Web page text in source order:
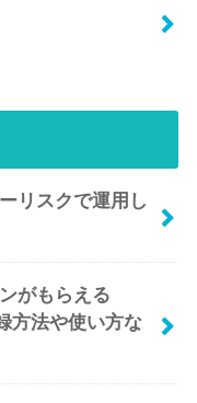
リスクで運用し
がもらえる
方法や使い方な